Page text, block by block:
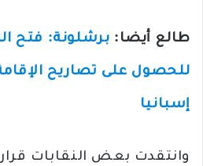
طالع أيضا: برشلونة: فتح
للحصول على تصاريح
إسبانيا
وانتقدت بعض النقابات قرار